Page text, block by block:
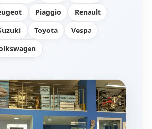
Piaggio
Renault
Toyota
Vespa